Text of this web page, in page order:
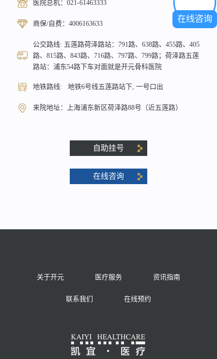
医院总机： 021-61463333
商保/自费： 4006163633
公交路线: 五莲路荷泽路站：791路、638路、455路、405
路、815路、843路、716路、797路、799路；荷泽路五莲
路站：浦东54路下车对面就是开元骨科医院
地铁路线: 地铁6号线五莲路站下, 一号口出
来院地址：上海浦东新区荷泽路88号（近五莲路）
自助挂号
在线咨询
关于开元 医疗服务 资讯指南
联系我们 在线预约
在线咨询